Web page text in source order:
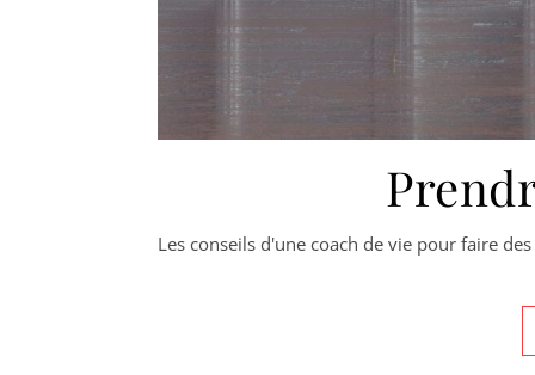
Les conseils d'une coach de vie pour faire